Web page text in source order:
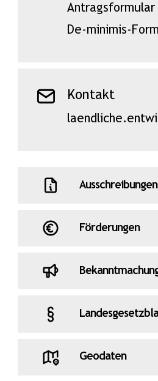
Antragsformular
De-minimis-
Kontakt
Ausschreibungen
Förderungen
Geodaten